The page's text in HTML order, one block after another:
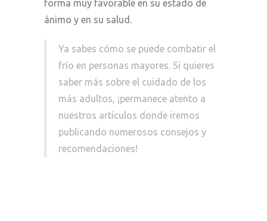
forma muy favorable en su estado de
ánimo y en su salud.
Ya sabes cómo se puede combatir el
frío en personas mayores. Si quieres
saber más sobre el cuidado de los
más adultos, ¡permanece atento a
nuestros artículos donde iremos
publicando numerosos consejos y
recomendaciones!